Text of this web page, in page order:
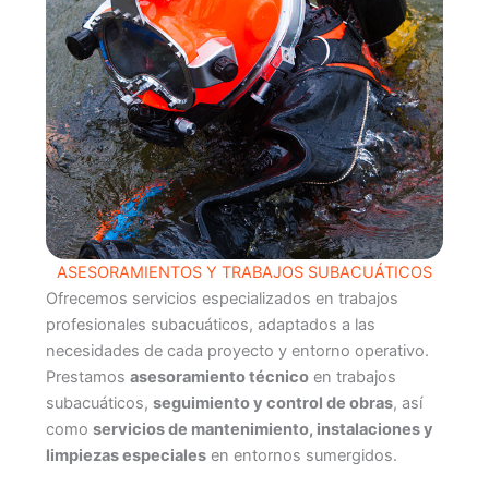
ASESORAMIENTOS Y TRABAJOS SUBACUÁTICOS
Ofrecemos servicios especializados en trabajos
profesionales subacuáticos, adaptados a las
necesidades de cada proyecto y entorno operativo.
Prestamos asesoramiento técnicoen trabajos
subacuáticos, seguimiento y control de obras, así
como servicios de mantenimiento, instalaciones y
limpiezas especialesen entornos sumergidos.